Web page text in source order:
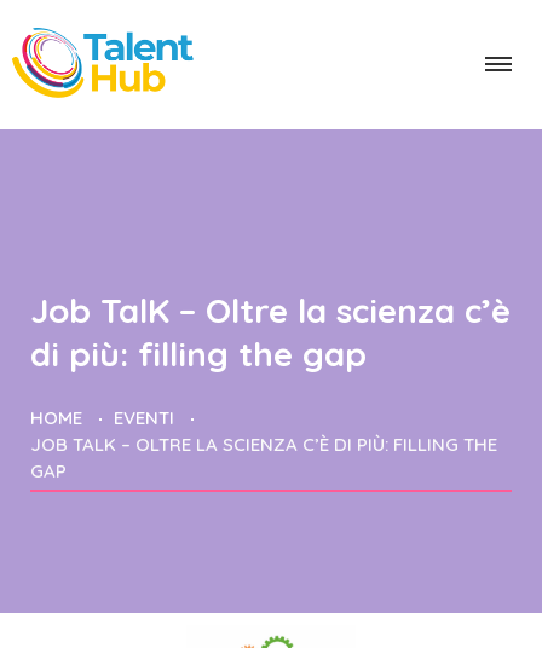
Job TalK – Oltre la scienza c’è
di più: filling the gap
HOME
EVENTI
JOB TALK – OLTRE LA SCIENZA C’È DI PIÙ: FILLING THE
GAP